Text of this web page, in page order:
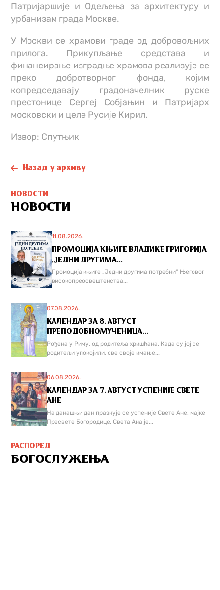
Патријаршије и Одељења за архитектуру и
урбанизам града Москве.
У Москви се храмови граде од добровољних
прилога. Прикупљање средстава и
финансирање изградње храмова реализује се
преко добротворног фонда, којим
копредседавају градоначелник руске
престонице Сергеј Собјањин и Патријарх
московски и целе Русије Кирил.
Извор: Спутњик
Назад у архиву
НОВОСТИ
НОВОСТИ
11.08.2026.
ПРОМОЦИЈА КЊИГЕ ВЛАДИКЕ ГРИГОРИЈА
,,ЈЕДНИ ДРУГИМА...
Промоција књиге „Једни другима потребни“ Његовог
високопреосвештенства...
07.08.2026.
КАЛЕНДАР ЗА 8. АВГУСТ
ПРЕПОДОБНОМУЧЕНИЦА...
Рођена у Риму, од родитеља хришћана. Када су јој се
родитељи упокојили, све своје имање...
06.08.2026.
КАЛЕНДАР ЗА 7. АВГУСТ УСПЕНИЈЕ СВЕТЕ
АНЕ
На данашњи дан празнује се успеније Свете Ане, мајке
Пресвете Богородице. Света Ана је...
РАСПОРЕД
БОГОСЛУЖЕЊА